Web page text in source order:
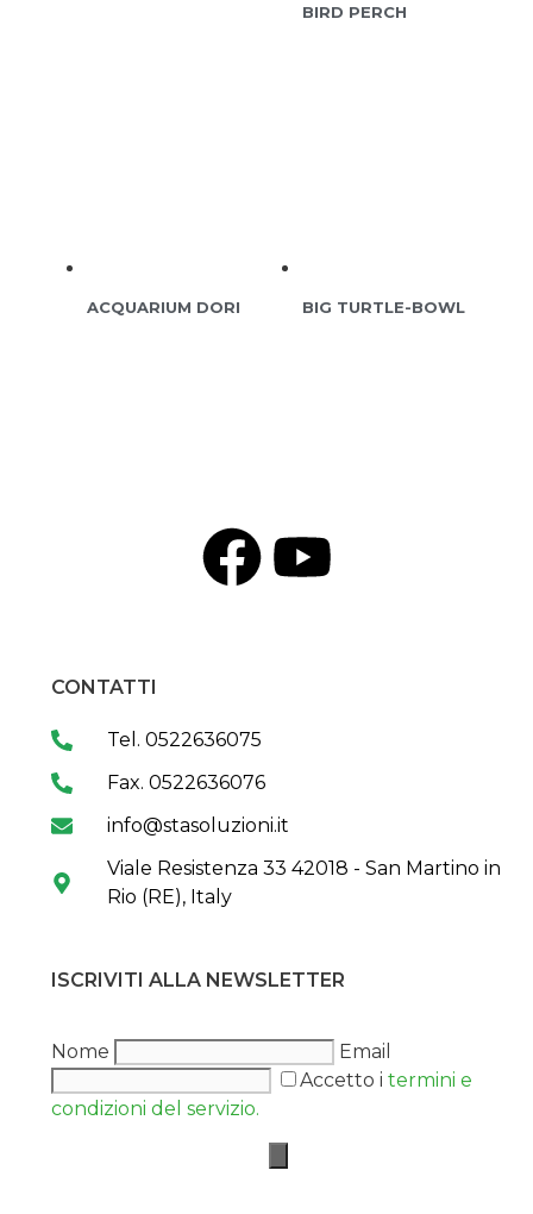
BIRD PERCH
ACQUARIUM DORI BIG TURTLE-BOWL
CONTATTI
Tel. 0522636075
Fax. 0522636076
info@stasoluzioni.it
Viale Resistenza 33 42018 - San Martino in
Rio (RE), Italy
ISCRIVITI ALLA NEWSLETTER
Nome
Email
Accetto i termini e
condizioni del servizio.